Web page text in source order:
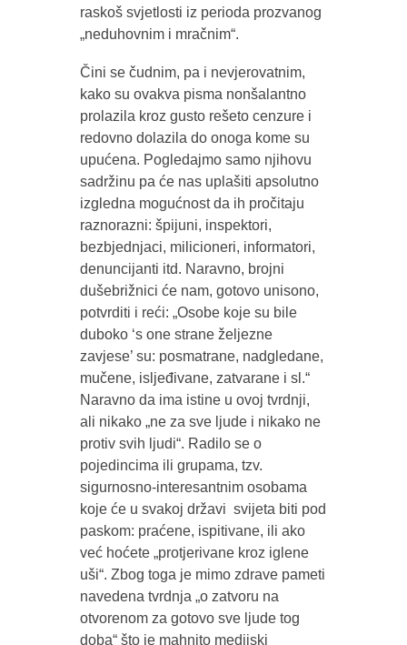
raskoš svjetlosti iz perioda prozvanog
„neduhovnim i mračnim“.
Čini se čudnim, pa i nevjerovatnim,
kako su ovakva pisma nonšalantno
prolazila kroz gusto rešeto cenzure i
redovno dolazila do onoga kome su
upućena. Pogledajmo samo njihovu
sadržinu pa će nas uplašiti apsolutno
izgledna mogućnost da ih pročitaju
raznorazni: špijuni, inspektori,
bezbjednjaci, milicioneri, informatori,
denuncijanti itd. Naravno, brojni
dušebrižnici će nam, gotovo unisono,
potvrditi i reći: „Osobe koje su bile
duboko ‘s one strane željezne
zavjese’ su: posmatrane, nadgledane,
mučene, isljeđivane, zatvarane i sl.“
Naravno da ima istine u ovoj tvrdnji,
ali nikako „ne za sve ljude i nikako ne
protiv svih ljudi“. Radilo se o
pojedincima ili grupama, tzv.
sigurnosno-interesantnim osobama
koje će u svakoj državi svijeta biti pod
paskom: praćene, ispitivane, ili ako
već hoćete „protjerivane kroz iglene
uši“. Zbog toga je mimo zdrave pameti
navedena tvrdnja „o zatvoru na
otvorenom za gotovo sve ljude tog
doba“ što je mahnito medijski